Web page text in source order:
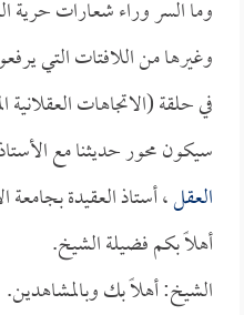
وما السر وراء شعارات حرية
وغيرها من اللافتات التي
في حلقة (الاتجاهات
سيكون محور حديثنا مع
العقل، أستاذ العقيدة
أهلاً بكم فضيلة الشيخ.
الشيخ: أهلاً بك وبالمشاهدين.